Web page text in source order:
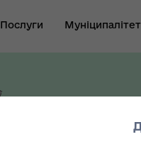
Послуги Муніципалітет